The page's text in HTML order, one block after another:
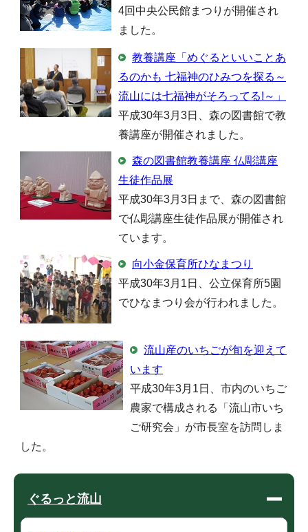
4回中央公民館まつりが開催され
ました。
教養講座「めぐるといいことあ
るのかも 七福神のひみつを探る～
流山には七福神がそろってる!～」
平成30年3月3日、森の図書館で教
養講座が開催されました。
森の図書館教養講座 仏彫講座
生徒作品展
平成30年3月3日まで、森の図書館
で仏彫講座生徒作品展が開催され
ています。
向小金保育所ひなまつり
平成30年3月1日、公立保育所5園
でひなまつり会が行われました。
流山産のいちごが旬を迎えて
います
平成30年3月1日、市内のいちご
農家で構成される「流山市いち
ご研究会」が市長室を訪問しま
した。
ぐるっと流山